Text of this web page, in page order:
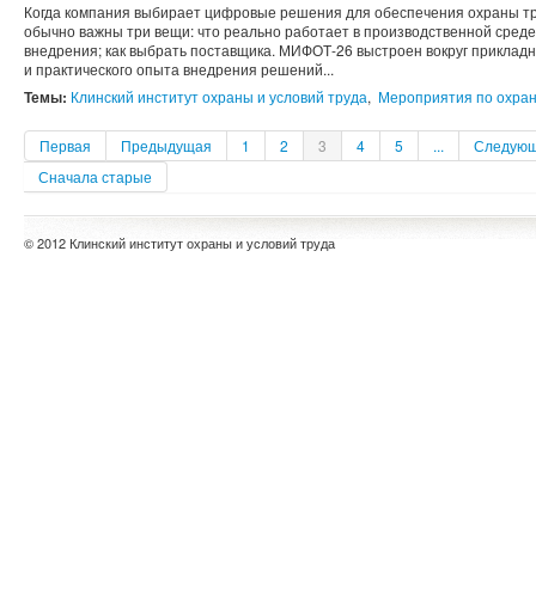
Когда компания выбирает цифровые решения для обеспечения охраны
обычно важны три вещи: что реально работает в производственной
внедрения; как выбрать поставщика. МИФОТ-26 выстроен вокруг
и практического опыта внедрения решений...
Темы: Клинский институт охраны и условий труда, Мероприятия по
Первая Предыдущая 1 2 3 4 5 ...
Сначала старые
© 2012 Клинский институт охраны и условий труда